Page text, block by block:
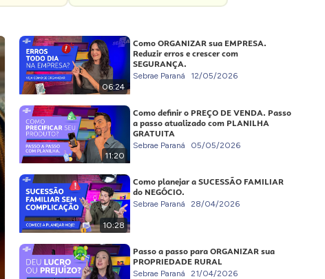
06:24
Como ORGANIZAR sua EMPRESA.
Reduzir erros e crescer com
SEGURANÇA.
Sebrae Paraná 12/05/2026
11:20
Como definir o PREÇO DE VENDA. Passo
a passo atualizado com PLANILHA
GRATUITA
Sebrae Paraná 05/05/2026
10:28
Como planejar a SUCESSÃO FAMILIAR
do NEGÓCIO.
Sebrae Paraná 28/04/2026
Passo a passo para ORGANIZAR sua
PROPRIEDADE RURAL
Sebrae Paraná 21/04/2026